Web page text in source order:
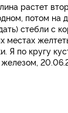
растет
потом на
стебли с
местах
Я по кругу